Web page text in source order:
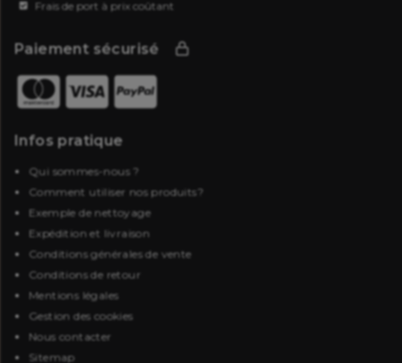
Frais de port à prix coûtant
Paiement sécurisé
Infos pratique
Qui sommes-nous ?
Comment utiliser nos produits?
Exemple de nettoyage
Expédition et livraison
Conditions générales de vente
Conditions de retour
Mentions légales
Gestion des cookies
Nous contacter
Sitemap